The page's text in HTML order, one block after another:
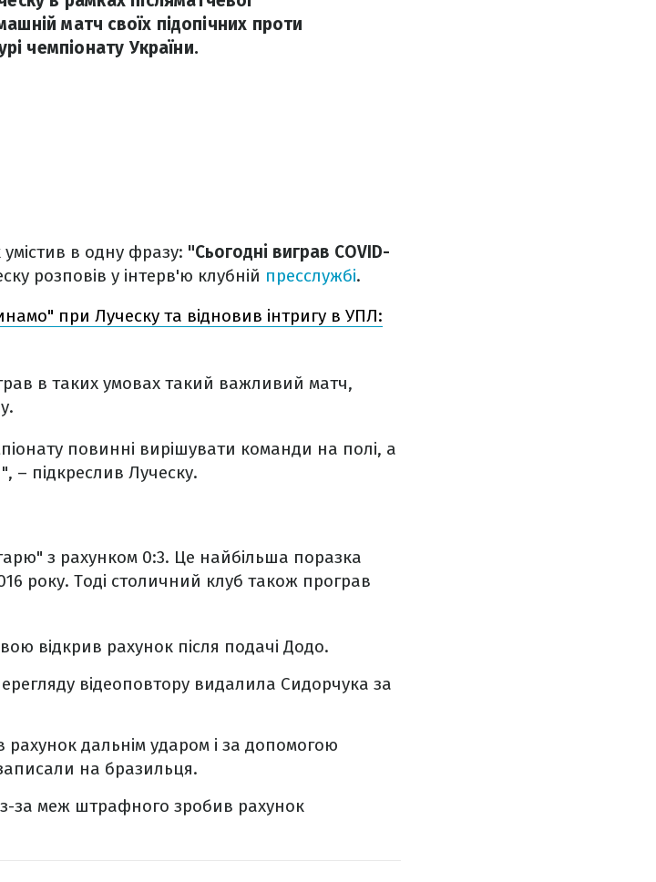
матч своїх підопічних проти
чемпіонату України.
в одну фразу: "Сьогодні виграв COVID-
розповів у інтерв'ю клубній пресслужбі.
при Луческу та відновив інтригу в УПЛ:
в таких умовах такий важливий матч,
повинні вирішувати команди на полі, а
– підкреслив Луческу.
з рахунком 0:3. Це найбільша поразка
року. Тоді столичний клуб також програв
відкрив рахунок після подачі Додо.
відеоповтору видалила Сидорчука за
дальнім ударом і за допомогою
на бразильця.
за меж штрафного зробив рахунок